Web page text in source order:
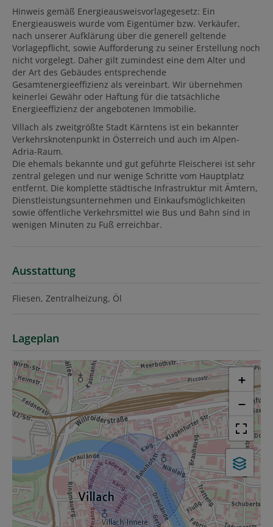
Hinweis gemäß Energieausweisvorlagegesetz: Ein
Energieausweis wurde vom Eigentümer bzw. Verkäufer,
nach unserer Aufklärung über die generell geltende
Vorlagepflicht, sowie Aufforderung zu seiner Erstellung noch
nicht vorgelegt. Daher gilt zumindest eine dem Alter und
der Art des Gebäudes entsprechende
Gesamtenergieeffizienz als vereinbart. Wir übernehmen
keinerlei Gewähr oder Haftung für die tatsächliche
Energieeffizienz der angebotenen Immobilie.
Villach als zweitgrößte Stadt Kärntens ist ein bekannter
Verkehrsknotenpunkt in Österreich und auch im Alpen-
Adria-Raum.
Die ehemals bekannte und gut geführte Fleischerei ist sehr
zentral gelegen und nur wenige Schritte vom Hauptplatz
entfernt. Die komplette städtische Infrastruktur mit Ämtern,
Dienstleistungsunternehmen und Einkaufsmöglichkeiten
sowie öffentliche Verkehrsmittel wie Bus und Bahn sind in
wenigen Minuten zu Fuß erreichbar.
Ausstattung
Fliesen Zentralheizung Öl
Lageplan
+
−